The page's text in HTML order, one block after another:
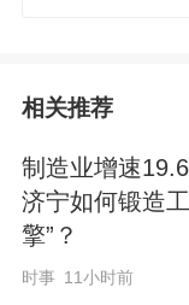
相关推荐
制造业增速
济宁如何锻造工
擎”？
时事 11小时前